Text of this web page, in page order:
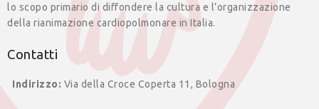
lo scopo primario di diffondere la cultura e l’organizzazione
della rianimazione cardiopolmonare in Italia.
Contatti
Indirizzo: Via della Croce Coperta 11, Bologna